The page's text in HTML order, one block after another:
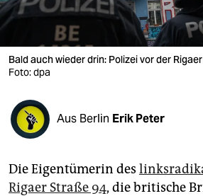
verlag
verlag
veranstaltungen
shop
fragen & hilfe
unterstützen
abo
Bald auch wieder drin: Polizei vor der
Foto: dpa
Aus Berlin Erik Peter
Die Eigentümerin des
Rigaer Straße 94, die britische